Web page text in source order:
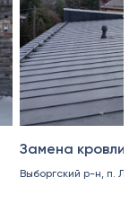
Замена кровли
Выборгский р-н, п.